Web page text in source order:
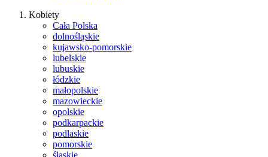
Kobiety
Cała Polska
dolnośląskie
kujawsko-pomorskie
lubelskie
lubuskie
łódzkie
małopolskie
mazowieckie
opolskie
podkarpackie
podlaskie
pomorskie
śląskie